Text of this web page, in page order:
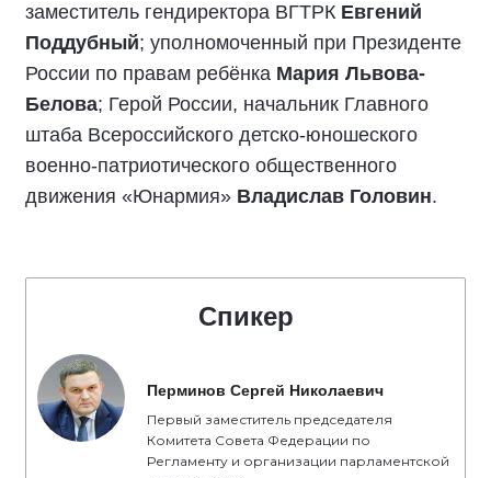
заместитель гендиректора ВГТРК Евгений
Поддубный; уполномоченный при Президенте
России по правам ребёнка Мария Львова-
Белова; Герой России, начальник Главного
штаба Всероссийского детско-юношеского
военно-патриотического общественного
движения «Юнармия» Владислав Головин.
Спикер
Перминов Сергей Николаевич
Первый заместитель председателя
Комитета Совета Федерации по
Регламенту и организации парламентской